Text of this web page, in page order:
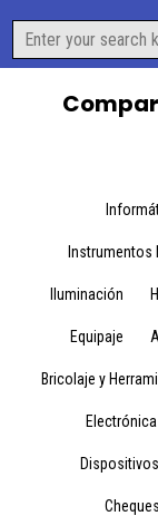
content
Search
for:
Instrumentos
Iluminación
Equipaje
Bricolaje y
Electrónica